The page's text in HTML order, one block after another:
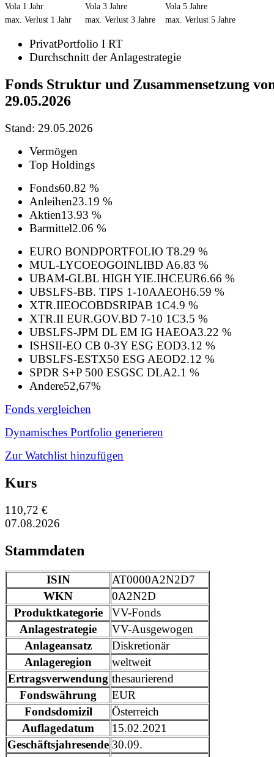
Vola 1 Jahr Vola 3 Jahre
Vola 5 Jahre
max. Verlust 1 Jahr
max. Verlust 3 Jahre max. Verlust 5 Jahre
PrivatPortfolio I RT
Durchschnitt der Anlagestrategie
Fonds Struktur und Zusammensetzung
29.05.2026
Stand: 29.05.2026
Vermögen
Top Holdings
Fonds60.82 %
Anleihen23.19 %
Aktien13.93 %
Barmittel2.06 %
EURO BONDPORTFOLIO T8.29 %
MUL-LYCOEOGOINLIBD A6.83 %
UBAM-GLBL HIGH YIE.IHCEUR6.66 %
UBSLFS-BB. TIPS 1-10AAEOH6.59 %
XTR.IIEOCOBDSRIPAB 1C4.9 %
XTR.II EUR.GOV.BD 7-10 1C3.5 %
UBSLFS-JPM DL EM IG HAEOA3.22 %
ISHSII-EO CB 0-3Y ESG EOD3.12 %
UBSLFS-ESTX50 ESG AEOD2.12 %
SPDR S+P 500 ESGSC DLA2.1 %
Andere52,67%
Fonds vergleichen
Dynamisches Portfolio generieren
Zur Watchlist hinzufügen
Kurs
110,72 €
07.08.2026
Stammdaten
ISIN
AT0000A2N2D7
WKN
0A2N2D
Produktkategorie
VV-Fonds
Anlagestrategie
VV-Ausgewogen
Anlageansatz
Diskretionär
Anlageregion
weltweit
Ertragsverwendung thesaurierend
Fondswährung
EUR
Fondsdomizil
Österreich
Auflagedatum
15.02.2021
Geschäftsjahresende 30.09.